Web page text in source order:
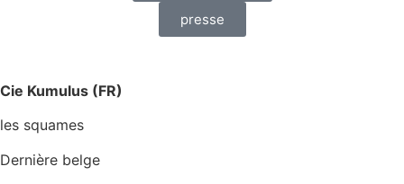
presse
Cie Kumulus (FR)
les squames
Dernière belge